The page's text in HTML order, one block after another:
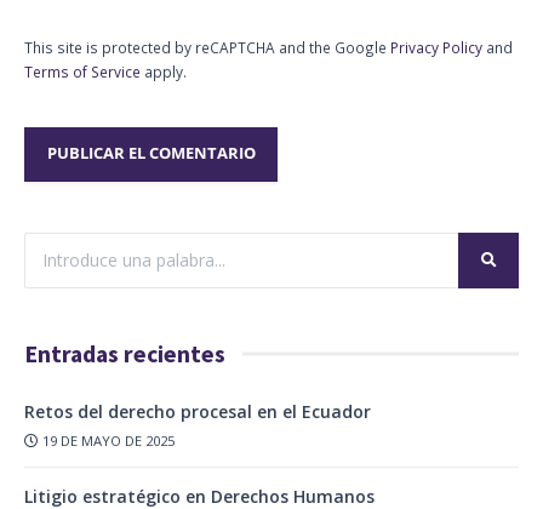
This site is protected by reCAPTCHA and the Google Privacy Policy and
Terms of Service apply.
Entradas recientes
Retos del derecho procesal en el Ecuador
19 DE MAYO DE 2025
Litigio estratégico en Derechos Humanos